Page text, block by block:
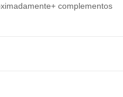
complementos